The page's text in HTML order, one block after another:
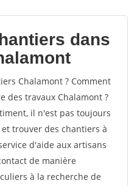
dans
Chalamont ? Comment
des travaux Chalamont ?
il n'est pas toujours
trouver des chantiers à
d'aide aux artisans
de manière
à la recherche de